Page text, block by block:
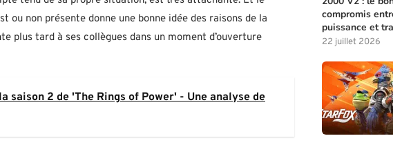
ou non présente donne une bonne idée des raisons de la
plus tard à ses collègues dans un moment d’ouverture
saison 2 de 'The Rings of Power' - Une analyse de
compromis
puissance et
22 juillet 2026